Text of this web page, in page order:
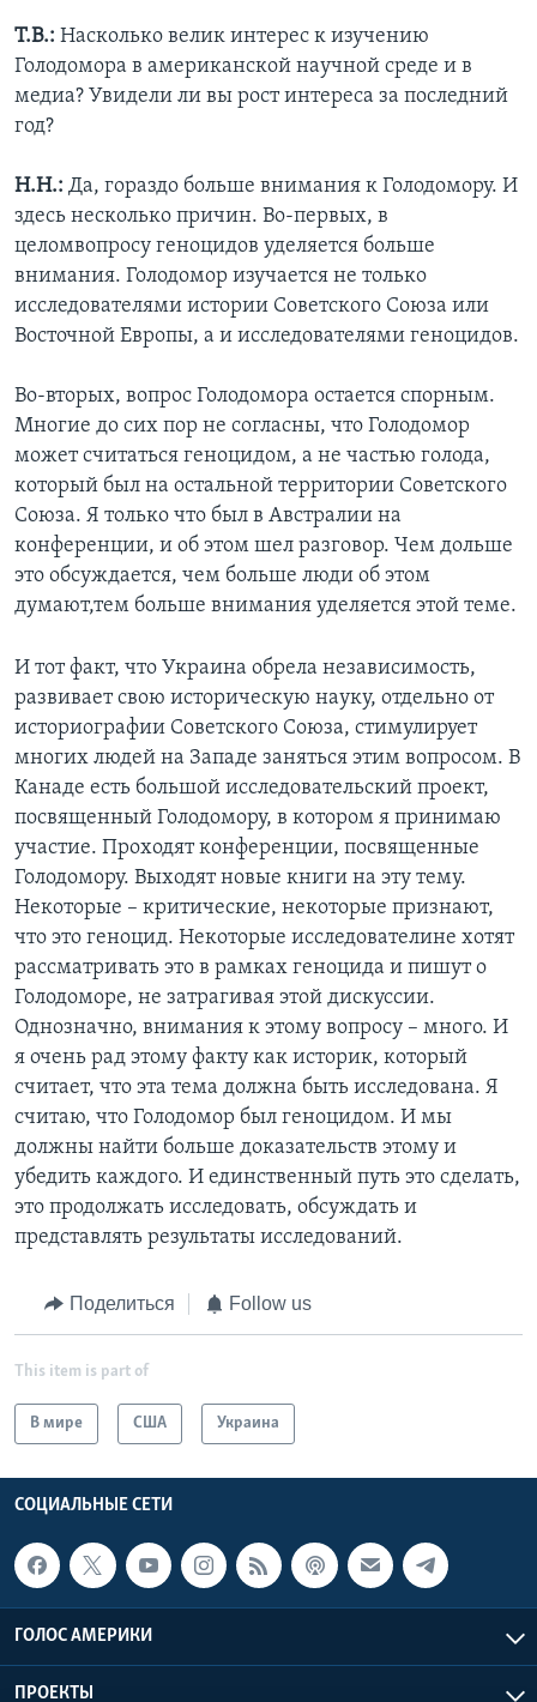
Т.В.: Насколько велик интерес к изучению
Голодомора в американской научной среде и в
медиа? Увидели ли вы рост интереса за последний
год?
Н.Н.: Да, гораздо больше внимания к Голодомору. И
здесь несколько причин. Во-первых, в
целомвопросу геноцидов уделяется больше
внимания. Голодомор изучается не только
исследователями истории Советского Союза или
Восточной Европы, а и исследователями геноцидов.
Во-вторых, вопрос Голодомора остается спорным.
Многие до сих пор не согласны, что Голодомор
может считаться геноцидом, а не частью голода,
который был на остальной территории Советского
Союза. Я только что был в Австралии на
конференции, и об этом шел разговор. Чем дольше
это обсуждается, чем больше люди об этом
думают,тем больше внимания уделяется этой теме.
И тот факт, что Украина обрела независимость,
развивает свою историческую науку, отдельно от
историографии Советского Союза, стимулирует
многих людей на Западе заняться этим вопросом. В
Канаде есть большой исследовательский проект,
посвященный Голодомору, в котором я принимаю
участие. Проходят конференции, посвященные
Голодомору. Выходят новые книги на эту тему.
Некоторые – критические, некоторые признают,
что это геноцид. Некоторые исследователине хотят
рассматривать это в рамках геноцида и пишут о
Голодоморе, не затрагивая этой дискуссии.
Однозначно, внимания к этому вопросу – много. И
я очень рад этому факту как историк, который
считает, что эта тема должна быть исследована. Я
считаю, что Голодомор был геноцидом. И мы
должны найти больше доказательств этому и
убедить каждого. И единственный путь это сделать,
это продолжать исследовать, обсуждать и
представлять результаты исследований.
Поделиться Follow us
This item is part of
В мире США Украина
СОЦИАЛЬНЫЕ СЕТИ
ГОЛОС АМЕРИКИ
ПРОЕКТЫ